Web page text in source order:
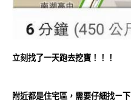
立刻找了一天跑去挖寶！！！
附近都是住宅區，需要仔細找ㄧ下